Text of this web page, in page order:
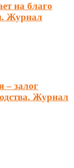
на благо
Журнал
– залог
Журнал